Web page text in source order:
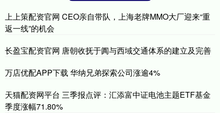
上上策配资官网 CEO亲自带队，上海老牌MMO大厂迎来“重
返一线”的机会
长盈宝配资官网 唐朝收抚于阗与西域交通体系的建立及完善
万店优配APP下载 华纳兄弟探索公司涨逾4%
天猫配资网平台 三季报点评：汇添富中证电池主题ETF基金
季度涨幅71.80%